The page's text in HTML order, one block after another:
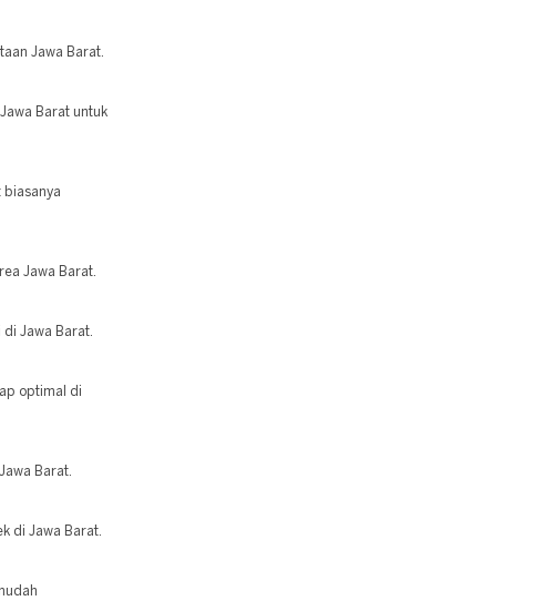
Jawa Barat.
Barat untuk
biasanya
Jawa Barat.
Jawa Barat.
optimal di
Barat.
di Jawa Barat.